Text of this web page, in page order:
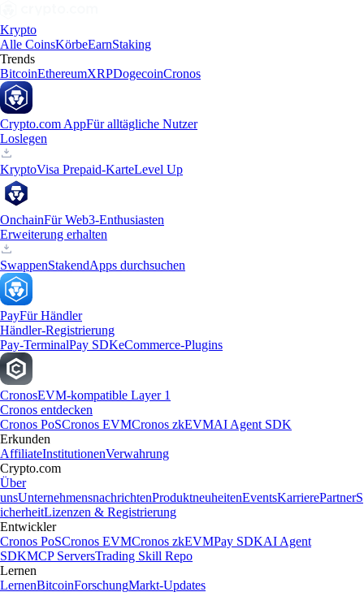
Krypto
Alle CoinsKörbeEarnStaking
Trends
BitcoinEthereumXRPDogecoinCronos
Crypto.com AppFür alltägliche Nutzer
Loslegen
KryptoVisa Prepaid-KarteLevel Up
OnchainFür Web3-Enthusiasten
Erweiterung erhalten
SwappenStakendApps durchsuchen
PayFür Händler
Händler-Registrierung
Pay-TerminalPay SDKeCommerce-Plugins
CronosEVM-kompatible Layer 1
Cronos entdecken
Cronos PoSCronos EVMCronos zkEVMAI Agent SDK
Erkunden
AffiliateInstitutionenVerwahrung
Crypto.com
Über
unsUnternehmensnachrichtenProduktneuheitenEventsKarrierePartnerS
icherheitLizenzen & Registrierung
Entwickler
Cronos PoSCronos EVMCronos zkEVMPay SDKAI Agent
SDKMCP ServersTrading Skill Repo
Lernen
LernenBitcoinForschungMarkt-Updates